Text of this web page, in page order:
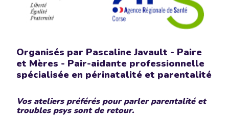
Organisés par Pascaline Javault - Paire
et Mères - Pair-aidante professionnelle
spécialisée en périnatalité et parentalité
Vos ateliers préférés pour parler parentalité et
troubles psys sont de retour.